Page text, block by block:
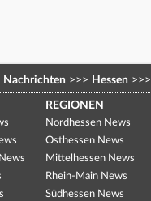
Nachrichten >>> Hessen >>>
REGIONEN
Nordhessen News
Osthessen News
Mittelhessen News
Rhein-Main News
Südhessen News